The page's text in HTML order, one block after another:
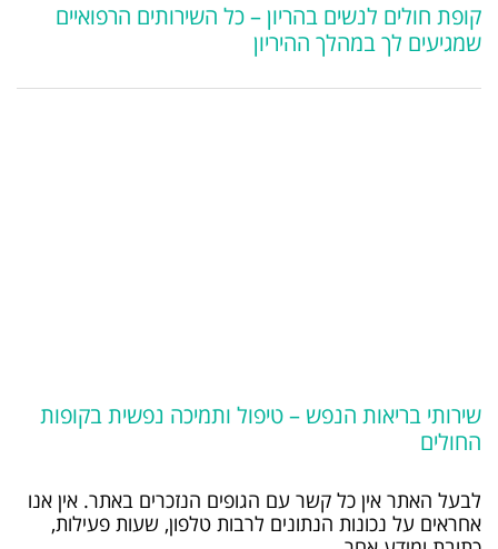
קופת חולים לנשים בהריון – כל השירותים הרפואיים
שמגיעים לך במהלך ההיריון
שירותי בריאות הנפש – טיפול ותמיכה נפשית בקופות
החולים
לבעל האתר אין כל קשר עם הגופים הנזכרים באתר. אין אנו
אחראים על נכונות הנתונים לרבות טלפון, שעות פעילות,